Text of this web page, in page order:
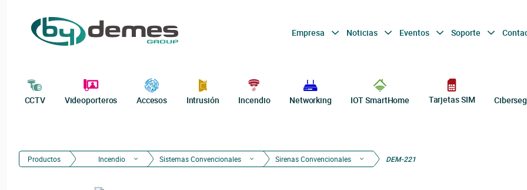
Empresa Noticias Eventos Soporte
CCTV Videoporteros Accesos Intrusión Incendio Networking IOT SmartHome Tarjetas SIM
Productos Incendio Sistemas Convencionales Sirenas Convencionales DEM-221